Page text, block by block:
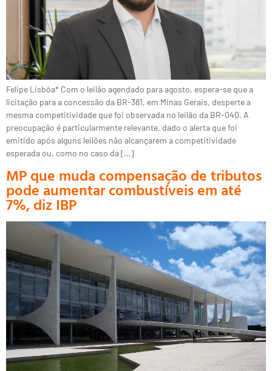
Felipe Lisbôa* Com o leilão agendado para agosto, espera-se que a
licitação para a concessão da BR-381, em Minas Gerais, desperte a
mesma competitividade que foi observada no leilão da BR-040. A
preocupação é particularmente relevante, dado o alerta que foi
emitido após alguns leilões não alcançarem a competitividade
esperada ou, como no caso da […]
MP que muda compensação de tributos
pode aumentar combustíveis em até
7%, diz IBP